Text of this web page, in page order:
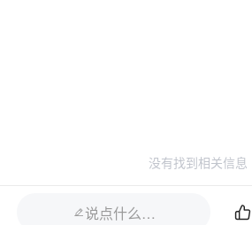
没有找到相关信息
说点什么… 